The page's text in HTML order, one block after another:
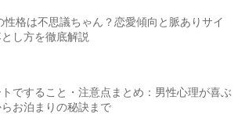
性格は不思議ちゃん？恋愛傾向と脈ありサイ
し方を徹底解説
ですること・注意点まとめ：男性心理が喜ぶ
お泊まりの秘訣まで